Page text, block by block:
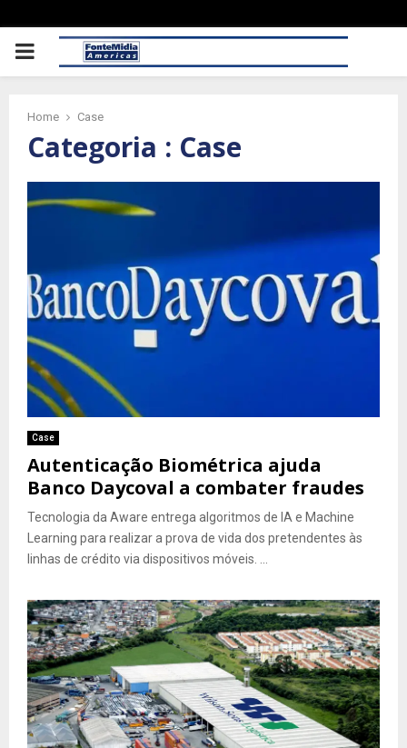
PRIMARY
Home Case
Categoria : Case
Case
Autenticação Biométrica ajuda
Banco Daycoval a combater fraudes
Tecnologia da Aware entrega algoritmos de IA e Machine
Learning para realizar a prova de vida dos pretendentes às
linhas de crédito via dispositivos móveis. ...